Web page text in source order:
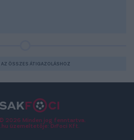
AZ ÖSSZES ÁTIGAZOLÁSHOZ
2026 Minden jog fenntartva.
üzemeltetője: DrFoci Kft.